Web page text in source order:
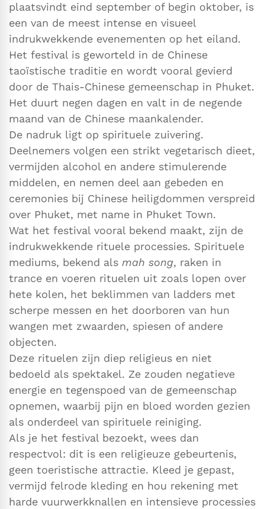
plaatsvindt eind september of begin oktober, is
een van de meest intense en visueel
indrukwekkende evenementen op het eiland.
Het festival is geworteld in de Chinese
taoïstische traditie en wordt vooral gevierd
door de Thais-Chinese gemeenschap in Phuket.
Het duurt negen dagen en valt in de negende
maand van de Chinese maankalender.
De nadruk ligt op spirituele zuivering.
Deelnemers volgen een strikt vegetarisch dieet,
vermijden alcohol en andere stimulerende
middelen, en nemen deel aan gebeden en
ceremonies bij Chinese heiligdommen verspreid
over Phuket, met name in Phuket Town.
Wat het festival vooral bekend maakt, zijn de
indrukwekkende rituele processies. Spirituele
mediums, bekend als mah song, raken in
trance en voeren rituelen uit zoals lopen over
hete kolen, het beklimmen van ladders met
scherpe messen en het doorboren van hun
wangen met zwaarden, spiesen of andere
objecten.
Deze rituelen zijn diep religieus en niet
bedoeld als spektakel. Ze zouden negatieve
energie en tegenspoed van de gemeenschap
opnemen, waarbij pijn en bloed worden gezien
als onderdeel van spirituele reiniging.
Als je het festival bezoekt, wees dan
respectvol: dit is een religieuze gebeurtenis,
geen toeristische attractie. Kleed je gepast,
vermijd felrode kleding en hou rekening met
harde vuurwerkknallen en intensieve processies